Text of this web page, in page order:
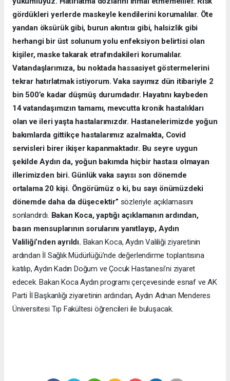
gördükleri yerlerde maskeyle kendilerini korumalılar. Öte
yandan öksürük gibi, burun akıntısı gibi, halsizlik gibi
herhangi bir üst solunum yolu enfeksiyon belirtisi olan
kişiler, maske takarak etrafındakileri korumalılar.
Vatandaşlarımıza, bu noktada hassasiyet göstermelerini
tekrar hatırlatmak istiyorum. Vaka sayımız dün itibariyle 2
bin 500’e kadar düşmüş durumdadır. Hayatını kaybeden
14 vatandaşımızın tamamı, mevcutta kronik hastalıkları
olan ve ileri yaşta hastalarımızdır. Hastanelerimizde yoğun
bakımlarda gittikçe hastalarımız azalmakta, Covid
servisleri birer ikişer kapanmaktadır. Bu seyre uygun
şekilde Aydın da, yoğun bakımda hiçbir hastası olmayan
illerimizden biri. Günlük vaka sayısı son dönemde
ortalama 20 kişi. Öngörümüz o ki, bu sayı önümüzdeki
dönemde daha da düşecektir” sözleriyle açıklamasını
sonlandırdı. Bakan Koca, yaptığı açıklamanın ardından,
basın mensuplarının sorularını yanıtlayıp, Aydın
Valiliği’nden ayrıldı. Bakan Koca, Aydın Valiliği ziyaretinin
ardından İl Sağlık Müdürlüğü’nde değerlendirme toplantısına
katılıp, Aydın Kadın Doğum ve Çocuk Hastanesi’ni ziyaret
edecek. Bakan Koca Aydın programı çerçevesinde esnaf ve AK
Parti İl Başkanlığı ziyaretinin ardından, Aydın Adnan Menderes
Üniversitesi Tıp Fakültesi öğrencileri ile buluşacak.